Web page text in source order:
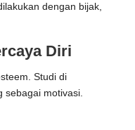
dengan bijak,
Diri
Studi di
sebagai motivasi.